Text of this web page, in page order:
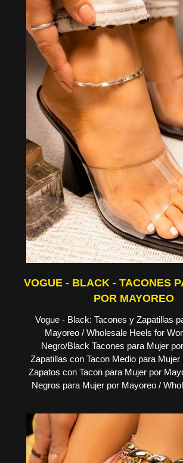
VOGUE - BLACK - TACONES
POR MAYOREO
Vogue - Black: Tacones y Zapatillas
Mayoreo / Wholesale Heels for
Negro/Black Tacones para Mujer
Zapatillas con Tacon Medio para
Zapatos con Tacon para Mujer por
Negros para Mujer por Mayoreo /